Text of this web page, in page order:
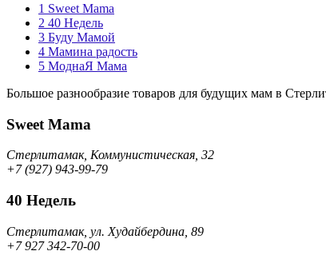
1 Sweet Mama
2 40 Недель
3 Буду Мамой
4 Мамина радость
5 МоднаЯ Мама
Большое разнообразие товаров для будущих мам в
Sweet Mama
Стерлитамак, Коммунистическая, 32
+7 (927) 943-99-79
40 Недель
Стерлитамак, ул. Худайбердина, 89
+7 927 342-70-00